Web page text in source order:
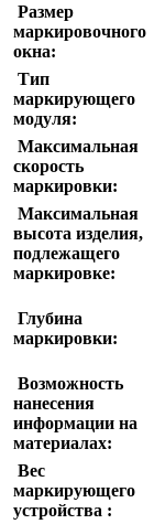
Размер
маркировочного
окна:
Тип
маркирующего
модуля:
Максимальная
скорость
маркировки:
Максимальная
высота изделия,
подлежащего
маркировке:
Глубина
маркировки:
Возможность
нанесения
информации на
материалах:
Вес
маркирующего
устройства :